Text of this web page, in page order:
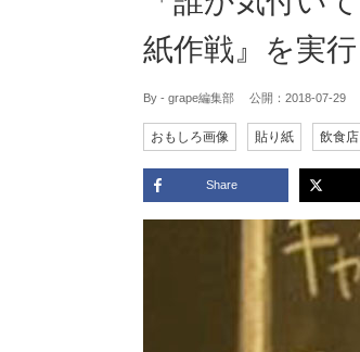
紙作戦』を実
By - grape編集部 公開： 2018-07-29
おもしろ画像 貼り紙 飲食店
Share